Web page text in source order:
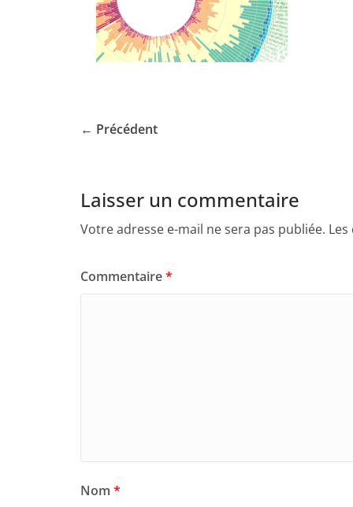
← Précédent
Laisser un commentaire
Votre adresse e-mail ne sera pas publiée.
Commentaire*
Nom *